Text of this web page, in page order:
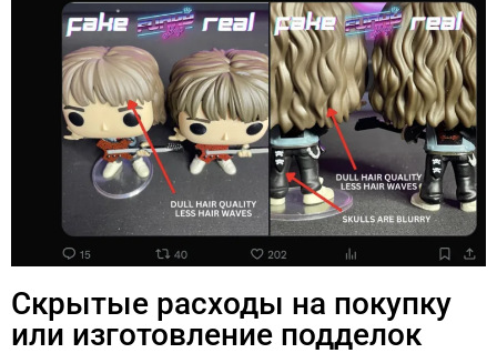
Скрытые расходы на покупку
или изготовление подделок